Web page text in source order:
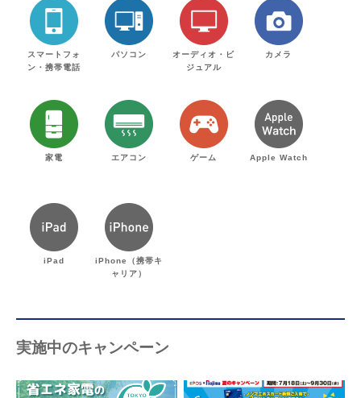
スマートフォ
ン・携帯電話
パソコン
オーディオ・ビ
ジュアル
カメラ
家電 エアコン ゲーム Apple Watch
iPad
iPhone（携帯キ
ャリア）
実施中のキャンペーン